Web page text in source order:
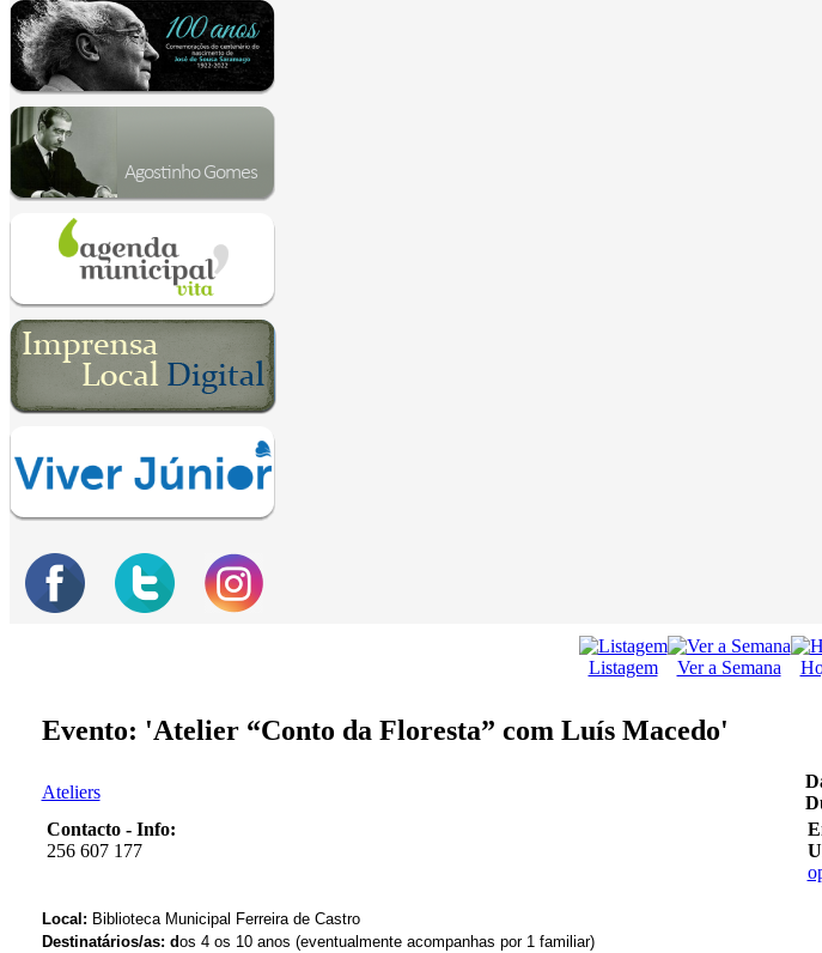
Listagem Ver a Semana
Evento: 'Atelier “Conto da Floresta” com Luís Macedo'
Ateliers
Contacto - Info:
256 607 177
Local: Biblioteca Municipal Ferreira de Castro
Destinatários/as: dos 4 os 10 anos (eventualmente acompanhas por 1 familiar)